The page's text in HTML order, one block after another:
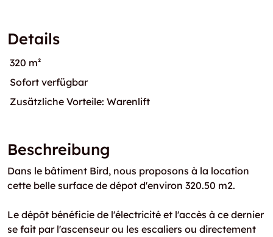
Details
320 m²
Sofort verfügbar
Zusätzliche Vorteile: Warenlift
Beschreibung
Dans le bâtiment Bird, nous proposons à la location
cette belle surface de dépot d'environ 320.50 m2.
Le dépôt bénéficie de l'électricité et l'accès à ce dernier
se fait par l'ascenseur ou les escaliers ou directement